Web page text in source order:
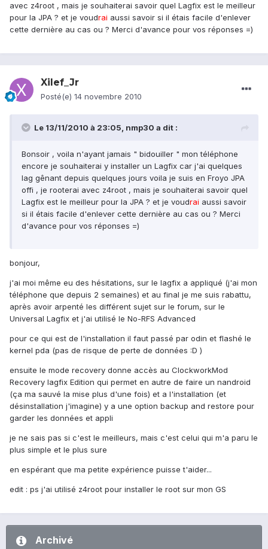
avec z4root , mais je souhaiterai savoir quel Lagfix est le meilleur
pour la JPA ? et je voudrai aussi savoir si il étais facile d'enlever
cette dernière au cas ou ? Merci d'avance pour vos réponses =)
Xilef_Jr
Posté(e) 14 novembre 2010
Le 13/11/2010 à 23:05, nmp30 a dit :
Bonsoir , voila n'ayant jamais " bidouiller " mon téléphone
encore je souhaiterai y installer un Lagfix car j'ai quelques
lag gênant depuis quelques jours voila je suis en Froyo JPA
offi , je rooterai avec z4root , mais je souhaiterai savoir quel
Lagfix est le meilleur pour la JPA ? et je voudrai aussi savoir
si il étais facile d'enlever cette dernière au cas ou ? Merci
d'avance pour vos réponses =)
bonjour,
j'ai moi même eu des hésitations, sur le lagfix a appliqué (j'ai mon
téléphone que depuis 2 semaines) et au final je me suis rabattu,
après avoir arpenté les différent sujet sur le forum, sur le
Universal Lagfix et j'ai utilisé le No-RFS Advanced
pour ce qui est de l'installation il faut passé par odin et flashé le
kernel pda (pas de risque de perte de données :D )
ensuite le mode recovery donne accès au ClockworkMod
Recovery lagfix Edition qui permet en autre de faire un nandroid
(ça ma sauvé la mise plus d'une fois) et a l'installation (et
désinstallation j'imagine) y a une option backup and restore pour
garder les données et appli
je ne sais pas si c'est le meilleurs, mais c'est celui qui m'a paru le
plus simple et le plus sure
en espérant que ma petite expérience puisse t'aider...
edit : ps j'ai utilisé z4root pour installer le root sur mon GS
Archivé